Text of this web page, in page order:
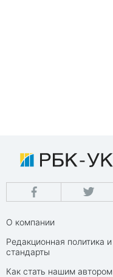
О компании
Редакционная политика и
стандарты
Как стать нашим автором